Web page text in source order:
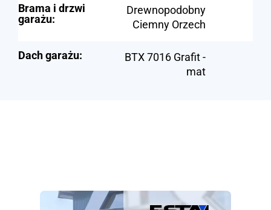
Brama i drzwi
garażu:
Drewnopodobny
Ciemny Orzech
Dach garażu:
BTX 7016 Grafit -
mat